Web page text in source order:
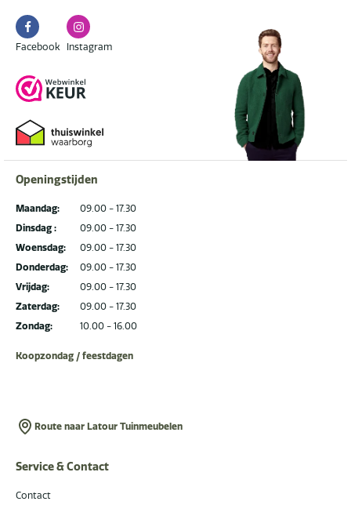
Facebook
Facebook
Instagram
Instagram
Openingstijden
Maandag:
Dinsdag :
Woensdag:
Donderdag:
Vrijdag:
Zaterdag:
Zondag:
09.00 - 17.30
09.00 - 17.30
09.00 - 17.30
09.00 - 17.30
09.00 - 17.30
09.00 - 17.30
10.00 - 16.00
Koopzondag / feestdagen
Route naar Latour Tuinmeubelen
Service & Contact
Contact